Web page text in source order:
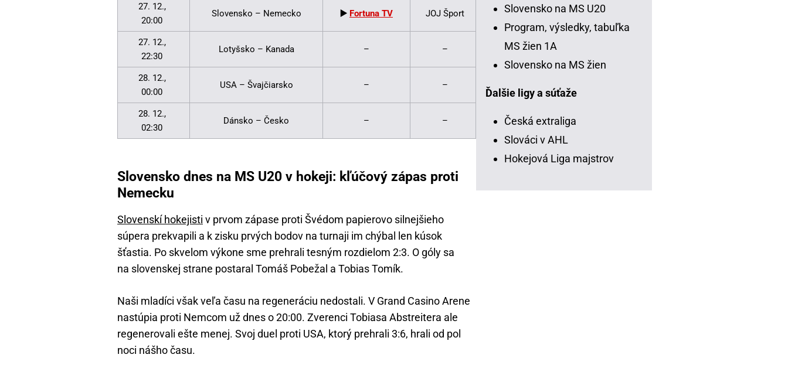
27. 12.,
20:00
Slovensko – Nemecko ▶️ Fortuna TV JOJ Šport
27. 12.,
22:30
Lotyšsko – Kanada – –
28. 12.,
00:00
USA – Švajčiarsko – –
28. 12.,
02:30
Dánsko – Česko – –
Slovensko dnes na MS U20 v hokeji: kľúčový zápas proti
Nemecku
Slovenskí hokejisti v prvom zápase proti Švédom papierovo silnejšieho
súpera prekvapili a k zisku prvých bodov na turnaji im chýbal len kúsok
šťastia. Po skvelom výkone sme prehrali tesným rozdielom 2:3. O góly sa
na slovenskej strane postaral Tomáš Pobežal a Tobias Tomík.
Naši mladíci však veľa času na regeneráciu nedostali. V Grand Casino Arene
nastúpia proti Nemcom už dnes o 20:00. Zverenci Tobiasa Abstreitera ale
regenerovali ešte menej. Svoj duel proti USA, ktorý prehrali 3:6, hrali od pol
noci nášho času.
Slovensko na MS U20
Program, výsledky, tabuľka
MS žien 1A
Slovensko na MS žien
Ďalšie ligy a súťaže
Česká extraliga
Slováci v AHL
Hokejová Liga majstrov